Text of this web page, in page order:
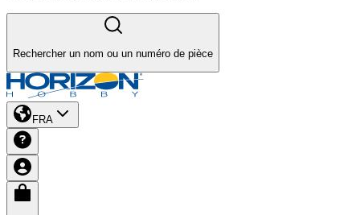
Rechercher un nom ou un numéro de pièce
FRA